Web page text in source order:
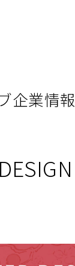
企業情報